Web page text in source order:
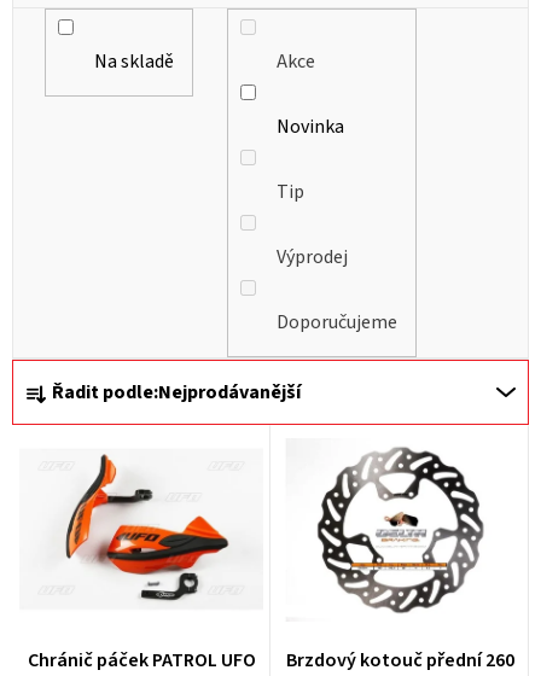
Ř
a
Řadit podle:Nejprodávanější
Na skladě Akce
Novinka
Tip
Výprodej
Doporučujeme
Chránič páček PATROL UFO Brzdový kotouč přední 260